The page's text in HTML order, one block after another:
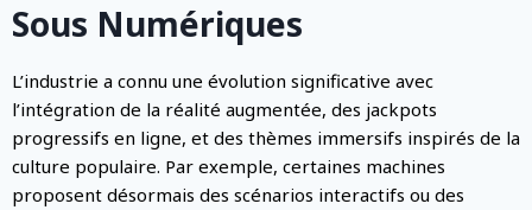
Sous Numériques
L’industrie a connu une évolution significative avec
l’intégration de la réalité augmentée, des jackpots
progressifs en ligne, et des thèmes immersifs inspirés de la
culture populaire. Par exemple, certaines machines
proposent désormais des scénarios interactifs ou des